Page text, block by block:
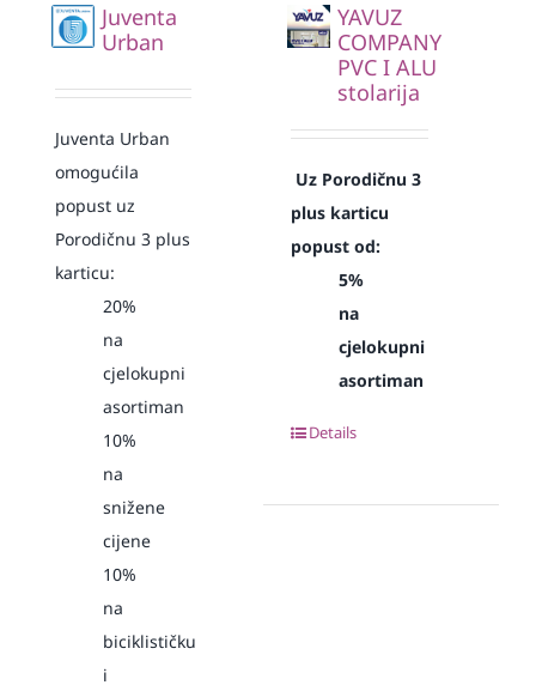
Juventa
Urban
Juventa Urban
omogućila
popust uz
Porodičnu 3 plus
karticu:
20%
na
cjelokupni
asortiman
10%
na
snižene
cijene
10%
na
biciklističku
i
YAVUZ
COMPANY
PVC I ALU
stolarija
Uz Porodičnu 3
plus karticu
popust od:
5%
na
cjelokupni
asortiman
Details